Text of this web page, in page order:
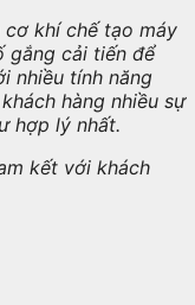
cơ khí chế tạo máy
gắng cải tiến để
nhiều tính năng
hàng nhiều sự
hợp lý nhất.
kết với khách